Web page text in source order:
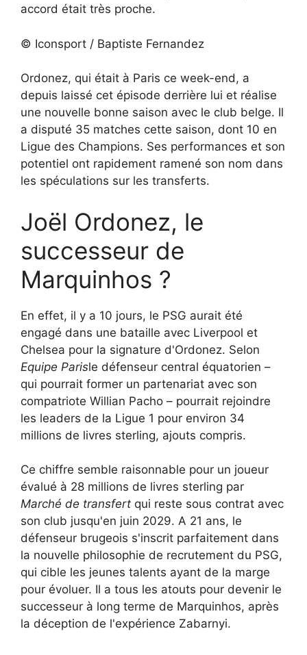
accord était très proche.
© Iconsport / Baptiste Fernandez
Ordonez, qui était à Paris ce week-end, a
depuis laissé cet épisode derrière lui et réalise
une nouvelle bonne saison avec le club belge. Il
a disputé 35 matches cette saison, dont 10 en
Ligue des Champions. Ses performances et son
potentiel ont rapidement ramené son nom dans
les spéculations sur les transferts.
Joël Ordonez, le
successeur de
Marquinhos ?
En effet, il y a 10 jours, le PSG aurait été
engagé dans une bataille avec Liverpool et
Chelsea pour la signature d'Ordonez. Selon
Equipe Parisle défenseur central équatorien –
qui pourrait former un partenariat avec son
compatriote Willian Pacho – pourrait rejoindre
les leaders de la Ligue 1 pour environ 34
millions de livres sterling, ajouts compris.
Ce chiffre semble raisonnable pour un joueur
évalué à 28 millions de livres sterling par
Marché de transfert qui reste sous contrat avec
son club jusqu'en juin 2029. A 21 ans, le
défenseur brugeois s'inscrit parfaitement dans
la nouvelle philosophie de recrutement du PSG,
qui cible les jeunes talents ayant de la marge
pour évoluer. Il a tous les atouts pour devenir le
successeur à long terme de Marquinhos, après
la déception de l'expérience Zabarnyi.